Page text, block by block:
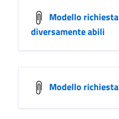
Modello
diversamente abili
Modello